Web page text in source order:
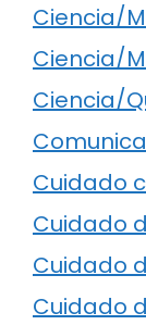
Ciencia/
Ciencia/
Ciencia/
Cuidado
Cuidado
Cuidado
Cuidado